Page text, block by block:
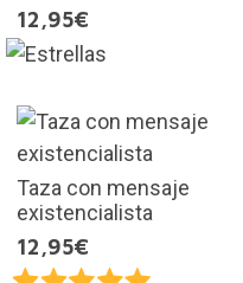
12,95€
Taza con mensaje
existencialista
12,95€